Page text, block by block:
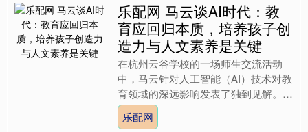
乐配网 马云谈AI时代：教
育应回归本质，培养孩子创
造力与人文素养是关键
在杭州云谷学校的一场师生交流活动
中，马云针对人工智能（AI）技术对教
育领域的深远影响发表了独到见解。他
指出，AI的快速发展已彻底打破传统认
知框架，整个社会尚未形....
乐配网